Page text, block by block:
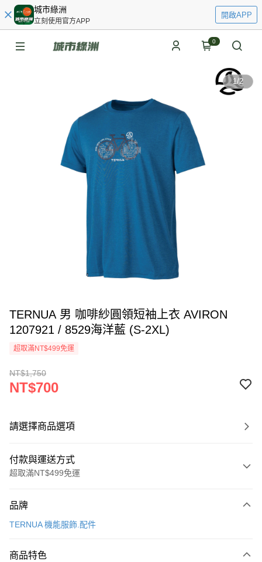
城市綠洲
立刻使用官方APP
開啟APP
0
1/2
TERNUA 男 咖啡紗圓領短袖上衣 AVIRON
1207921 / 8529海洋藍 (S-2XL)
超取滿NT$499免運
NT$1,750
NT$700
請選擇商品選項
付款與運送方式
超取滿NT$499免運
信用卡一次付款
LINE Pay
品牌
TERNUA 機能服飾.配件
商品特色